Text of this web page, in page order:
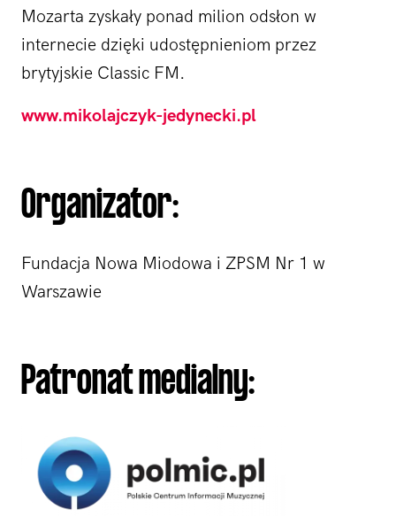
Mozarta zyskały ponad milion odsłon w
internecie dzięki udostępnieniom przez
brytyjskie Classic FM.
www.mikolajczyk-jedynecki.pl
Organizator:
Fundacja Nowa Miodowa i ZPSM Nr 1 w
Warszawie
Patronat medialny: